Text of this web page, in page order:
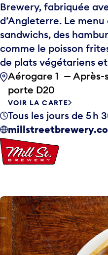
Brewery, fabriquée
d’Angleterre. Le
sandwichs, des
comme le poisson
de plats végétariens
Aérogare 1 — Après-
porte D20
VOIR LA CARTE
Tous les jours de 5 h